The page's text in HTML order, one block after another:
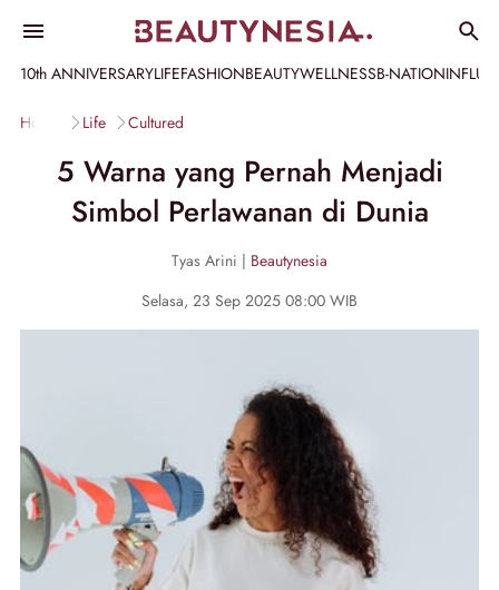
10th ANNIVERSARYLIFEFASHIONBEAUTYWELLNESSB-NATION
Home Life Cultured
5 Warna yang Pernah Menjadi
Simbol Perlawanan di Dunia
Tyas Arini | Beautynesia
Selasa, 23 Sep 2025 08:00 WIB